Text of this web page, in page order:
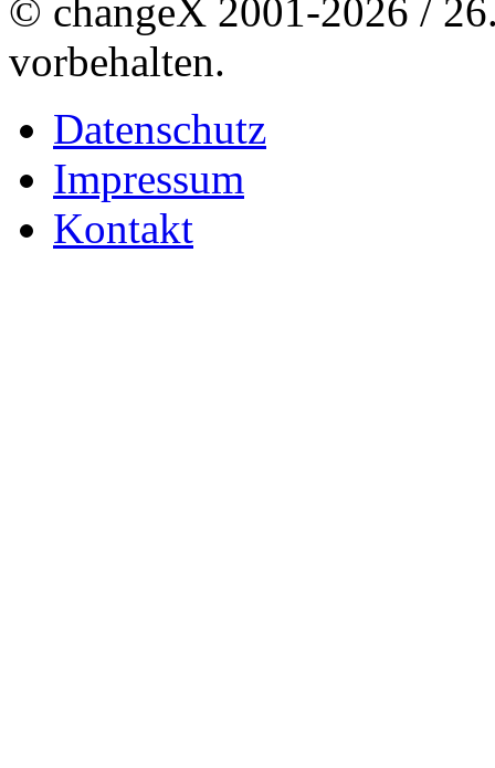
© changeX 2001-2026 /
vorbehalten.
Datenschutz
Impressum
Kontakt